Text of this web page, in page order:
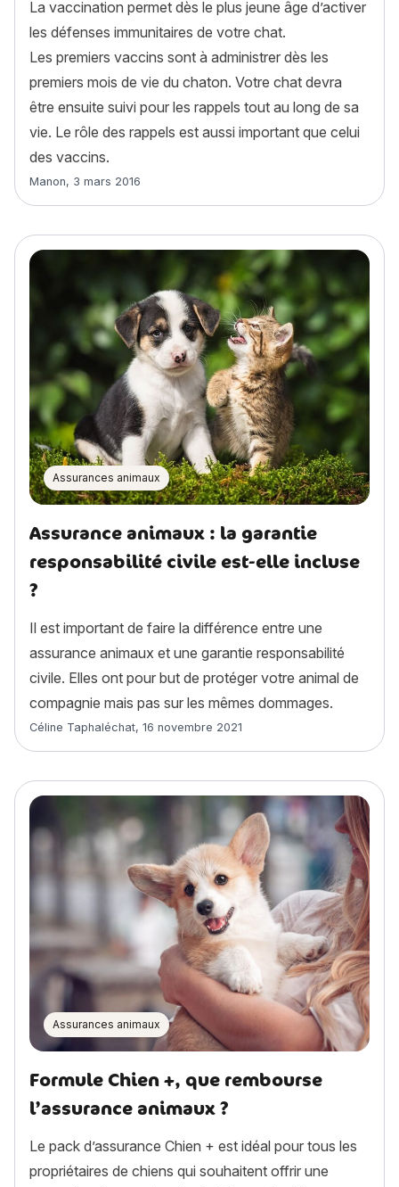
La vaccination permet dès le plus jeune âge d’activer
les défenses immunitaires de votre chat.
Les premiers vaccins sont à administrer dès les
premiers mois de vie du chaton. Votre chat devra
être ensuite suivi pour les rappels tout au long de sa
vie. Le rôle des rappels est aussi important que celui
des vaccins.
Article rédigé par
Manon, 3 mars 2016
Assurances animaux
Assurance animaux : la garantie
responsabilité civile est-elle incluse
?
Il est important de faire la différence entre une
assurance animaux et une garantie responsabilité
civile. Elles ont pour but de protéger votre animal de
compagnie mais pas sur les mêmes dommages.
Article rédigé par
Céline Taphaléchat, 16 novembre 2021
Assurances animaux
Formule Chien +, que rembourse
l’assurance animaux ?
Le pack d’assurance Chien + est idéal pour tous les
propriétaires de chiens qui souhaitent offrir une